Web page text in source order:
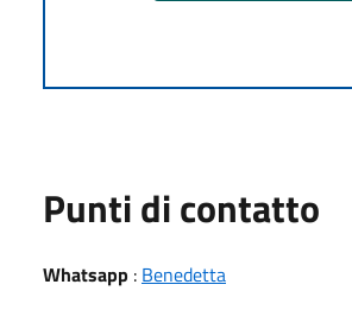
Punti di contatto
Whatsapp : Benedetta